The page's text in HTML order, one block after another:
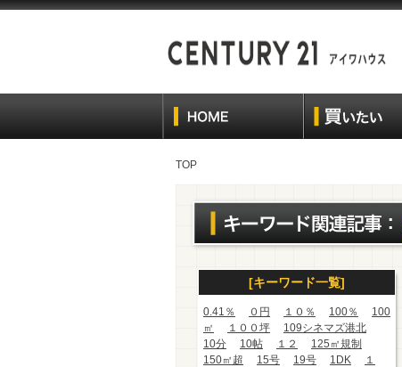
TOP
[キーワード一覧]
0.41％ ０円 １０％ 100％
100
㎡
１００坪
109シネマズ港北
10分
10帖 １２
125㎡規制
150㎡超
15号 19号 1DK
１